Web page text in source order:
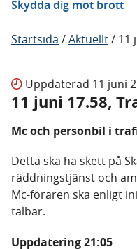
Skydda dig mot brott
Startsida /Aktuellt/ 11
Uppdaterad 11 juni
11 juni 17.58,
Mc och personbil i
Detta ska ha skett på
räddningstjänst och
Mc-föraren ska enligt
talbar.
Uppdatering 21:05